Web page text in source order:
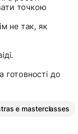
точкою
не так, як
готовності до
e masterclasses